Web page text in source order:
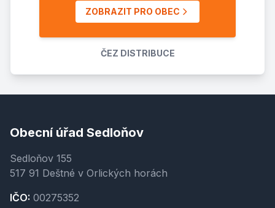
ZOBRAZIT PRO OBEC
ČEZ DISTRIBUCE
Obecní úřad Sedloňov
Sedloňov 155
517 91 Deštné v Orlických horách
IČO: 00275352